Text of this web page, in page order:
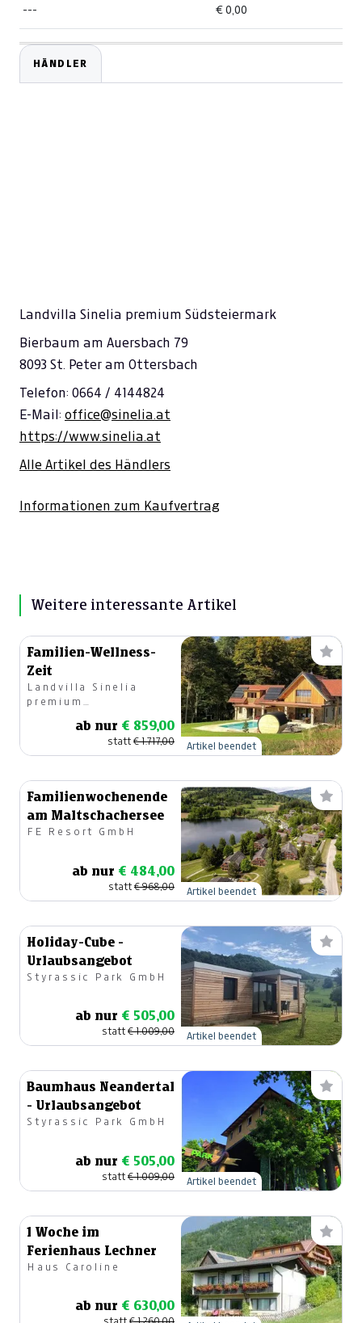
--- € 0,00
HÄNDLER
Landvilla Sinelia premium Südsteiermark
Bierbaum am Auersbach 79
8093 St. Peter am Ottersbach
Telefon: 0664 / 4144824
E-Mail: office@sinelia.at
https://www.sinelia.at
Alle Artikel des Händlers
Informationen zum Kaufvertrag
Weitere interessante Artikel
Familien-Wellness-
Zeit
Landvilla Sinelia
premium
ab nur € 859,00
statt€ 1.717,00 Artikel beendet
Familienwochenende
am Maltschachersee
FE Resort GmbH
ab nur € 484,00
statt€ 968,00 Artikel beendet
Holiday-Cube -
Urlaubsangebot
Styrassic Park GmbH
ab nur € 505,00
statt€ 1.009,00 Artikel beendet
Baumhaus Neandertal
- Urlaubsangebot
Styrassic Park GmbH
ab nur € 505,00
statt€ 1.009,00 Artikel beendet
1 Woche im
Ferienhaus Lechner
Haus Caroline
ab nur € 630,00
statt€ 1.260,00